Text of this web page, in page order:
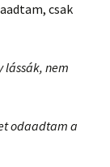
csak
lássák, nem
odaadtam a